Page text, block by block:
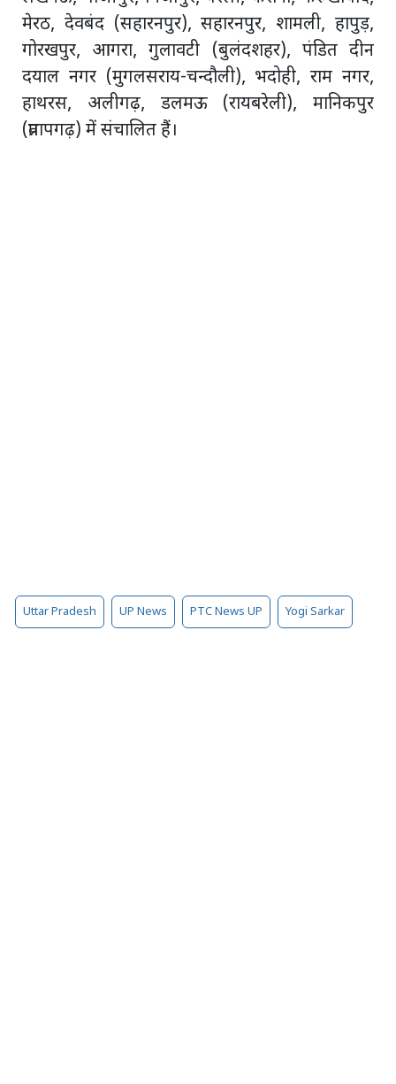
मेरठ, देवबंद (सहारनपुर), सहारनपुर, शामली, हापुड़,
गोरखपुर, आगरा, गुलावटी (बुलंदशहर), पंडित दीन
दयाल नगर (मुगलसराय-चन्दौली), भदोही, राम नगर,
हाथरस, अलीगढ़, डलमऊ (रायबरेली), मानिकपुर
(प्रतापगढ़) में संचालित हैं।
Uttar Pradesh UP News PTC News UP Yogi Sarkar